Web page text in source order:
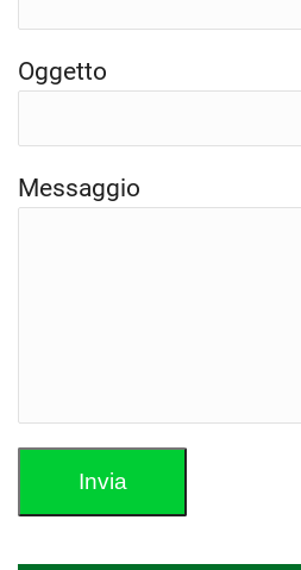
Oggetto
Messaggio